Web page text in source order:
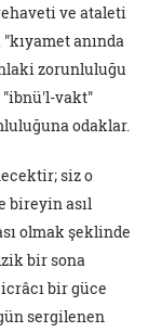
ve ataleti
anında
zorunluluğu
"ibnü'l-vakt"
odaklar.
siz o
bireyin asıl
olmak şeklinde
bir sona
bir güce
sergilenen